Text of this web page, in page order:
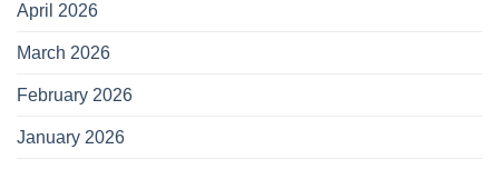
April 2026
March 2026
February 2026
January 2026